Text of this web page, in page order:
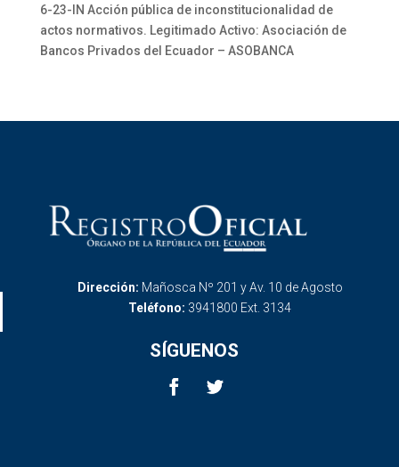
6-23-IN Acción pública de inconstitucionalidad de
actos normativos. Legitimado Activo: Asociación de
Bancos Privados del Ecuador – ASOBANCA
Dirección: Mañosca Nº 201 y Av. 10 de Agosto
Teléfono: 3941800 Ext. 3134
SÍGUENOS